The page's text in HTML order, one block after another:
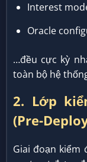
Interest
Oracle
…đều cực kỳ
toàn bộ hệ
2. Lớp
(Pre-
Giai đoạn